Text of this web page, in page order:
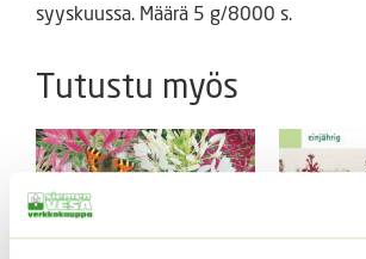
syyskuussa. Määrä 5 g/8000 s.
Tutustu myös